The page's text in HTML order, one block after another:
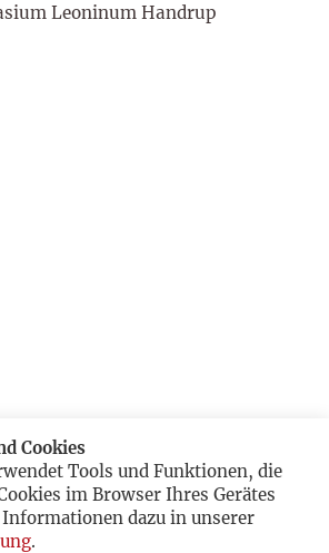
Leoninum Handrup
Cookies
Tools und Funktionen, die
im Browser Ihres Gerätes
dazu in unserer
.